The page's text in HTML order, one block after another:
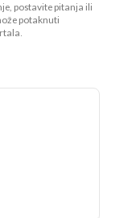
postavite pitanja ili
potaknuti